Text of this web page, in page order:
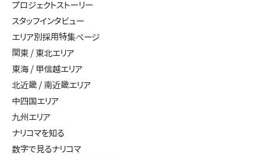
プロジェクトストーリー
スタッフインタビュー
エリア別採用特集ページ
関東 / 東北エリア
東海 / 甲信越エリア
北近畿 / 南近畿エリア
中四国エリア
九州エリア
ナリコマを知る
数字で見るナリコマ